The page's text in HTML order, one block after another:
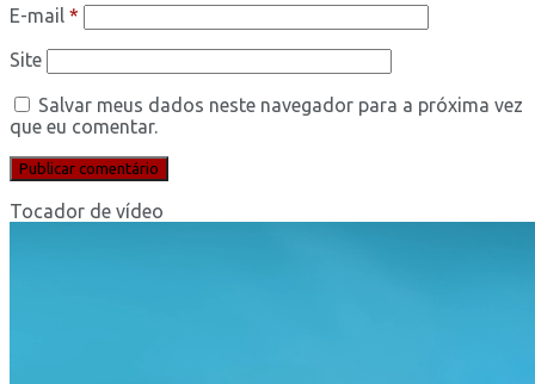
E-mail *
Site
Salvar meus dados neste navegador para a próxima vez
que eu comentar.
Tocador de vídeo